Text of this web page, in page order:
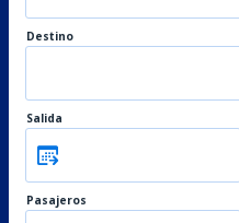
Destino
Salida
Pasajeros